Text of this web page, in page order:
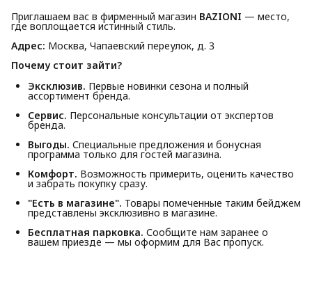
Приглашаем вас в фирменный магазин BAZIONI — место,
где воплощается истинный стиль.
Адрес: Москва, Чапаевский переулок, д. 3
Почему стоит зайти?
Эксклюзив. Первые новинки сезона и полный
ассортимент бренда.
Сервис. Персональные консультации от экспертов
бренда.
Выгоды. Специальные предложения и бонусная
программа только для гостей магазина.
Комфорт. Возможность примерить, оценить качество
и забрать покупку сразу.
"Есть в магазине". Товары помеченные таким бейджем
представлены эксклюзивно в магазине.
Бесплатная парковка. Сообщите нам заранее о
вашем приезде — мы оформим для Вас пропуск.